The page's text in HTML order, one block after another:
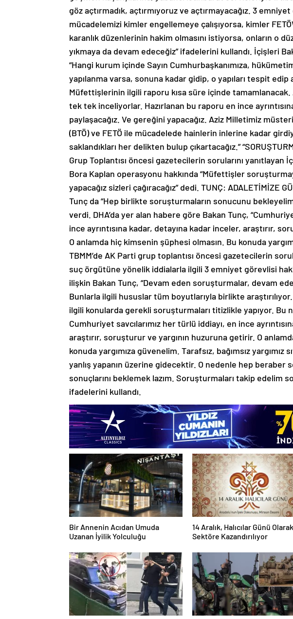
göz açtırmadık, açtırmıyoruz ve açtırmayacağız. 3
mücadelemizi kimler engellemeye çalışıyorsa, kimler
karanlık düzenlerinin hakim olmasını istiyorsa, onların o
yıkmaya da devam edeceğiz” ifadelerini kullandı. İçişleri
“Hangi kurum içinde Sayın Cumhurbaşkanımıza,
yapılanma varsa, sonuna kadar gidip, o yapıları tespit
Müfettişlerinin ilgili raporu kısa süre içinde tamamlanacak.
tek tek inceliyorlar. Hazırlanan bu raporu en ince
paylaşacağız. Ve gereğini yapacağız. Aziz Milletimiz
(BTÖ) ve FETÖ ile mücadelede hainlerin inlerine kadar
saklandıkları her delikten bulup çıkartacağız.”
Grup Toplantısı öncesi gazetecilerin sorularını yanıtlayan
Bora Kaplan operasyonu hakkında “Müfettişler
yapacağız sizleri çağıracağız” dedi. TUNÇ: ADALETİMİZE
Tunç da “Hep birlikte soruşturmaların sonucunu
verdi. DHA’da yer alan habere göre Bakan Tunç,
ince ayrıntısına kadar, detayına kadar inceler, araştırır,
O anlamda hiç kimsenin şüphesi olmasın. Bu konuda
TBMM’de AK Parti grup toplantısı öncesi gazetecilerin
suç örgütüne yönelik iddialarla ilgili 3 emniyet görevlisi
ilişkin Bakan Tunç, “Devam eden soruşturmalar, devam
Bunlarla ilgili hususlar tüm boyutlarıyla birlikte
ilgili konularda gerekli soruşturmaları titizlikle yapıyor. Bu
Cumhuriyet savcılarımız her türlü iddiayı, en ince
araştırır, soruşturur ve yargının huzuruna getirir. O
konuda yargımıza güvenelim. Tarafsız, bağımsız
yanlış yapanın üzerine gidecektir. O nedenle hep beraber
sonuçlarını beklemek lazım. Soruşturmaları takip edelim
ifadelerini kullandı.
Bir Annenin Acıdan Umuda
Uzanan İyilik Yolculuğu
14 Aralık, Halıcılar Günü Olarak
Sektöre Kazandırılıyor